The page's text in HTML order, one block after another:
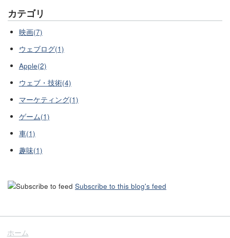
カテゴリ
映画(7)
ウェブログ(1)
Apple(2)
ウェブ・技術(4)
マーケティング(1)
ゲーム(1)
車(1)
趣味(1)
Subscribe to this blog's feed
ホーム